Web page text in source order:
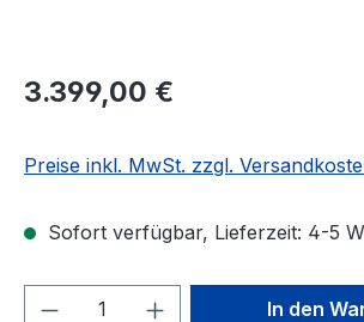
3.399,00 €
Preise inkl. MwSt. zzgl.
Sofort verfügbar, Lieferzeit: 4-5
Produkt Anzahl: Gib den
In den